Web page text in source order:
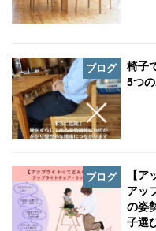
ブログ
椅子
5つ
ブログ
【
アッ
の姿
子選